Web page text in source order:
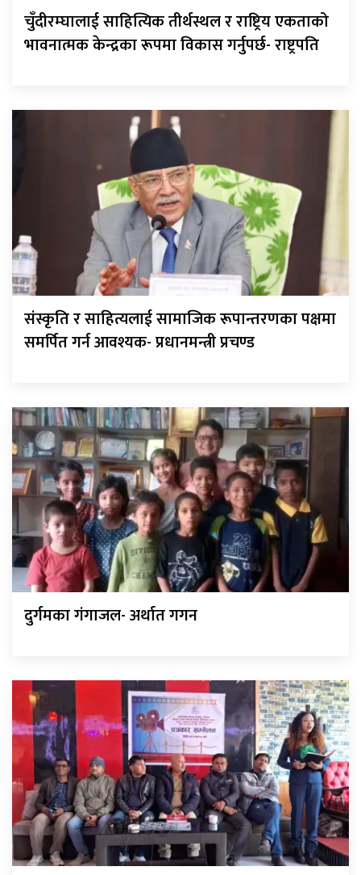
चुँदीरम्घालाई साहित्यिक तीर्थस्थल र राष्ट्रिय एकताको
भावनात्मक केन्द्रका रूपमा विकास गर्नुपर्छ- राष्ट्रपति
संस्कृति र साहित्यलाई सामाजिक रूपान्तरणका पक्षमा
समर्पित गर्न आवश्यक- प्रधानमन्त्री प्रचण्ड
दुर्गमका गंगाजल- अर्थात गगन